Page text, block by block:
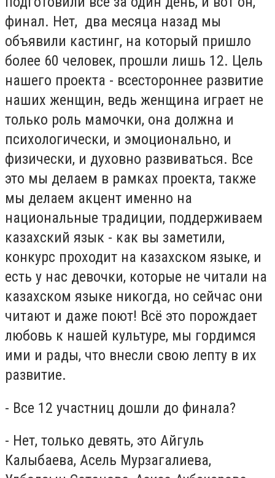
финал. Нет, два месяца назад мы
объявили кастинг, на который пришло
более 60 человек, прошли лишь 12. Цель
нашего проекта - всестороннее развитие
наших женщин, ведь женщина играет не
только роль мамочки, она должна и
психологически, и эмоционально, и
физически, и духовно развиваться. Все
это мы делаем в рамках проекта, также
мы делаем акцент именно на
национальные традиции, поддерживаем
казахский язык - как вы заметили,
конкурс проходит на казахском языке, и
есть у нас девочки, которые не читали на
казахском языке никогда, но сейчас они
читают и даже поют! Всё это порождает
любовь к нашей культуре, мы гордимся
ими и рады, что внесли свою лепту в их
развитие.
- Все 12 участниц дошли до финала?
- Нет, только девять, это Айгуль
Калыбаева, Асель Мурзагалиева,